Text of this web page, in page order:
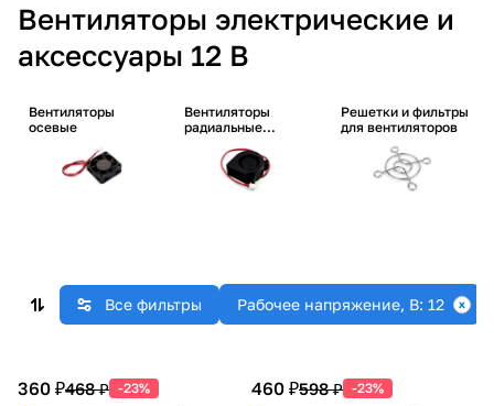
Вентиляторы электрические и
аксессуары 12 В
Вентиляторы
осевые
Вентиляторы
радиальные
Решетки и фильтры
для вентиляторов
Все фильтры Рабочее напряжение, В: 12
360 ₽468 ₽ -23% 460 ₽598 ₽ -23%